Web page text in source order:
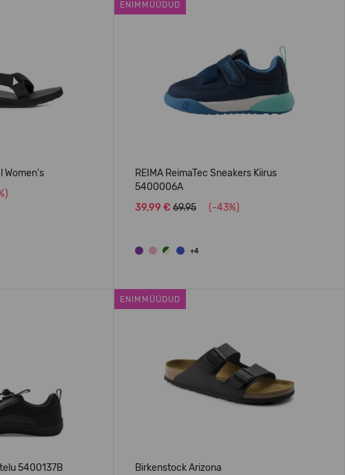
Women's
ENIMMÜÜDUD
REIMA ReimaTec Sneakers Kiirus
5400006A
39,99 € 69.95 (-43%)
+4
5400137B
ENIMMÜÜDUD
Birkenstock Arizona